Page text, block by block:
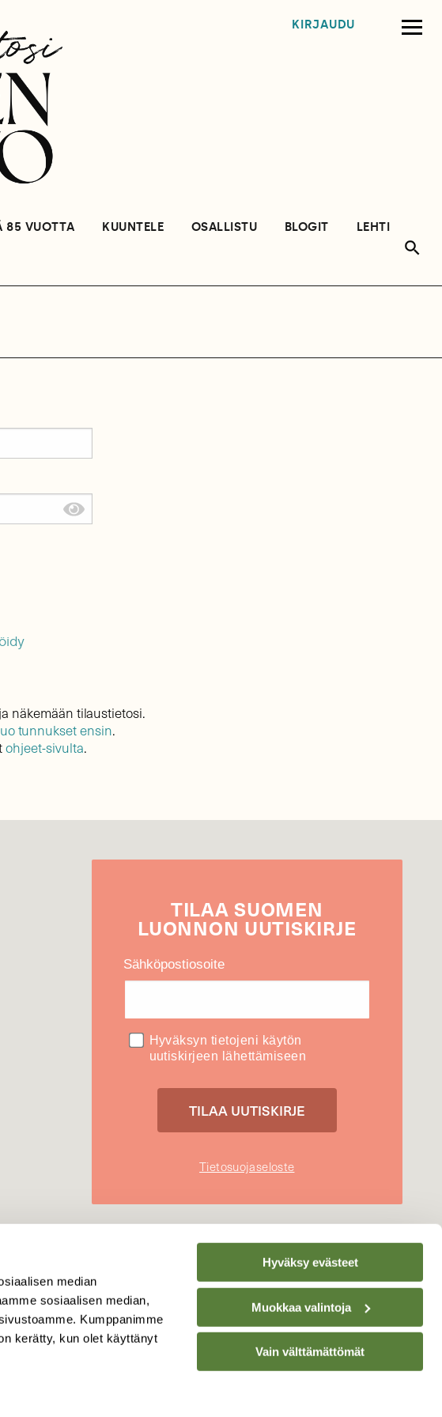
median
sosiaalisen median,
Kumppanimme
kerätty, kun olet käyttänyt
Hyväksy evästeet
Muokkaa valintoja
Vain välttämättömät
KIRJAUDU
85 VUOTTA KUUNTELE OSALLISTU BLOGIT
LEHTI
näkemään tilaustietosi.
tunnukset ensin.
ohjeet-sivulta.
TILAASUOMEN
LUONNON UUTIS­KIRJE
Sähköpostiosoite
Hyväksyn tietojeni käytön
uutiskirjeen lähettämiseen
Tietosuojaseloste